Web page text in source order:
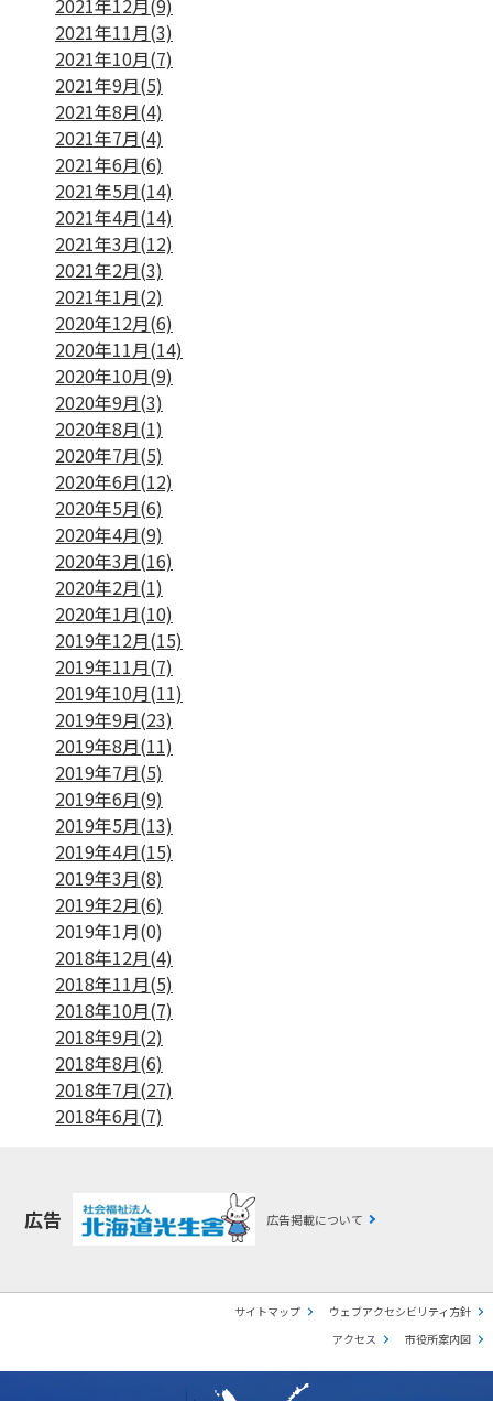
2021年12月(9)
2021年11月(3)
2021年10月(7)
2021年9月(5)
2021年8月(4)
2021年7月(4)
2021年6月(6)
2021年5月(14)
2021年4月(14)
2021年3月(12)
2021年2月(3)
2021年1月(2)
2020年12月(6)
2020年11月(14)
2020年10月(9)
2020年9月(3)
2020年8月(1)
2020年7月(5)
2020年6月(12)
2020年5月(6)
2020年4月(9)
2020年3月(16)
2020年2月(1)
2020年1月(10)
2019年12月(15)
2019年11月(7)
2019年10月(11)
2019年9月(23)
2019年8月(11)
2019年7月(5)
2019年6月(9)
2019年5月(13)
2019年4月(15)
2019年3月(8)
2019年2月(6)
2019年1月(0)
2018年12月(4)
2018年11月(5)
2018年10月(7)
2018年9月(2)
2018年8月(6)
2018年7月(27)
2018年6月(7)
広告 広告掲載について
サイトマップ
ウェブアクセシビリティ方針
アクセス
市役所案内図